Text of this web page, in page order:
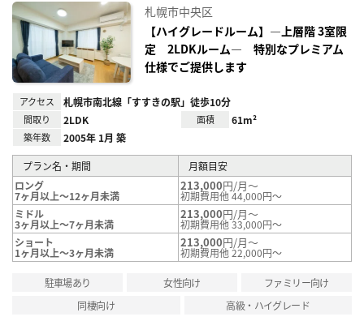
録
札幌市中央区
【ハイグレードルーム】―上層階 3室限
定 2LDKルーム― 特別なプレミアム
仕様でご提供します
アクセス 札幌市南北線「すすきの駅」徒歩10分
間取り 2LDK 面積 61m²
築年数 2005年 1月 築
プラン名・期間
月額目安
ロング
7ヶ月以上～12ヶ月未満
213,000円/月～
初期費用他 44,000円～
ミドル
3ヶ月以上～7ヶ月未満
213,000円/月～
初期費用他 33,000円～
ショート
1ヶ月以上～3ヶ月未満
213,000円/月～
初期費用他 22,000円～
駐車場あり 女性向け
ファミリー向け
同棲向け
高級・ハイグレード